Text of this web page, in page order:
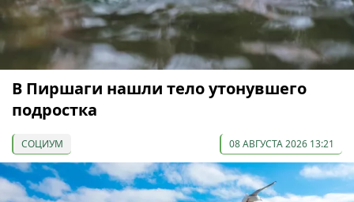
В Пиршаги нашли тело утонувшего
подростка
СОЦИУМ 08 АВГУСТА 2026 13:21